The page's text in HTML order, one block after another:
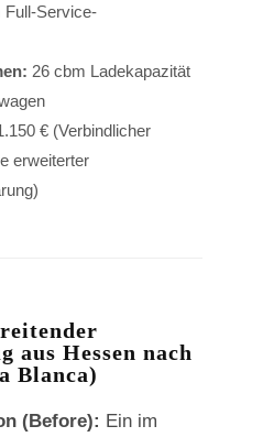
Full-Service-
26 cbm Ladekapazität
€ (Verbindlicher
erweiterter
aus Hessen nach
Blanca)
(Before): Ein im